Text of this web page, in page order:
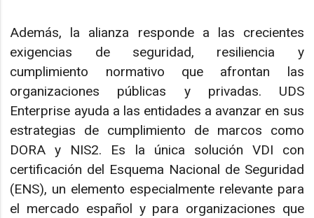
Además, la alianza responde a las crecientes
exigencias de seguridad, resiliencia y
cumplimiento normativo que afrontan las
organizaciones públicas y privadas. UDS
Enterprise ayuda a las entidades a avanzar en sus
estrategias de cumplimiento de marcos como
DORA y NIS2. Es la única solución VDI con
certificación del Esquema Nacional de Seguridad
(ENS), un elemento especialmente relevante para
el mercado español y para organizaciones que